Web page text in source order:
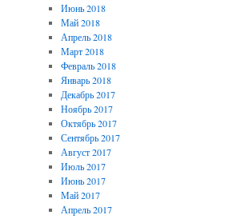
Июнь 2018
Май 2018
Апрель 2018
Март 2018
Февраль 2018
Январь 2018
Декабрь 2017
Ноябрь 2017
Октябрь 2017
Сентябрь 2017
Август 2017
Июль 2017
Июнь 2017
Май 2017
Апрель 2017